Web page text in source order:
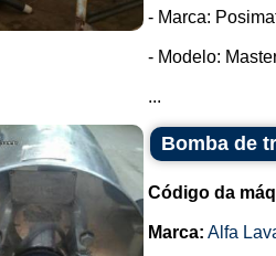
- Marca:
- Modelo:
...
Bomba de
Código da
Marca: Alfa